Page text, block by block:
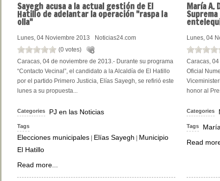
Sayegh acusa a la actual gestión de El
Hatillo de adelantar la operación "raspa la
olla"
Lunes, 04 Noviembre 2013
Noticias24.com
(0 votes)
Caracas, 04 de noviembre de 2013.- Durante su programa
“Contacto Vecinal”, el candidato a la Alcaldía de El Hatillo
por el partido Primero Justicia, Elías Sayegh, se refirió este
lunes a su propuesta...
Categories PJ en las Noticias
Tags
Elecciones municipales Elías Sayegh
Municipio
El Hatillo
Read more...
MaríaA.
Lunes, 04
Caracas,
Oficial
honor al
Categories
Tags
Read